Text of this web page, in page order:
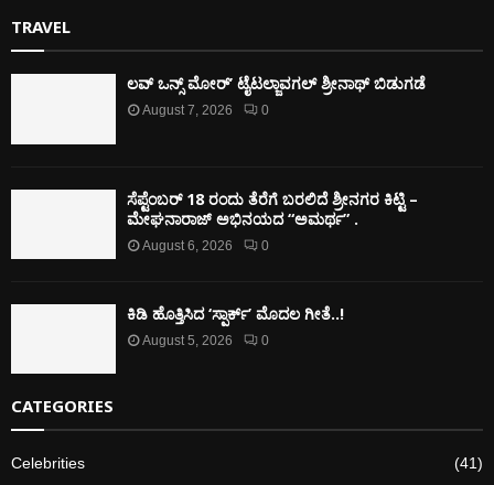
TRAVEL
ಲವ್ ಒನ್ಸ್ ಮೋರ್’ ಟೈಟಲ್ಜಾವಗಲ್ ಶ್ರೀನಾಥ್ ಬಿಡುಗಡೆ
August 7, 2026 0
ಸೆಪ್ಟೆಂಬರ್ 18 ರಂದು ತೆರೆಗೆ ಬರಲಿದೆ ಶ್ರೀನಗರ ಕಿಟ್ಟಿ –
ಮೇಘನಾರಾಜ್ ಅಭಿನಯದ “ಅಮರ್ಥ” .
August 6, 2026 0
ಕಿಡಿ‌‌ ಹೊತ್ತಿಸಿದ ‘ಸ್ಪಾರ್ಕ್’ ಮೊದಲ‌ ಗೀತೆ..!
August 5, 2026 0
CATEGORIES
Celebrities
(41)